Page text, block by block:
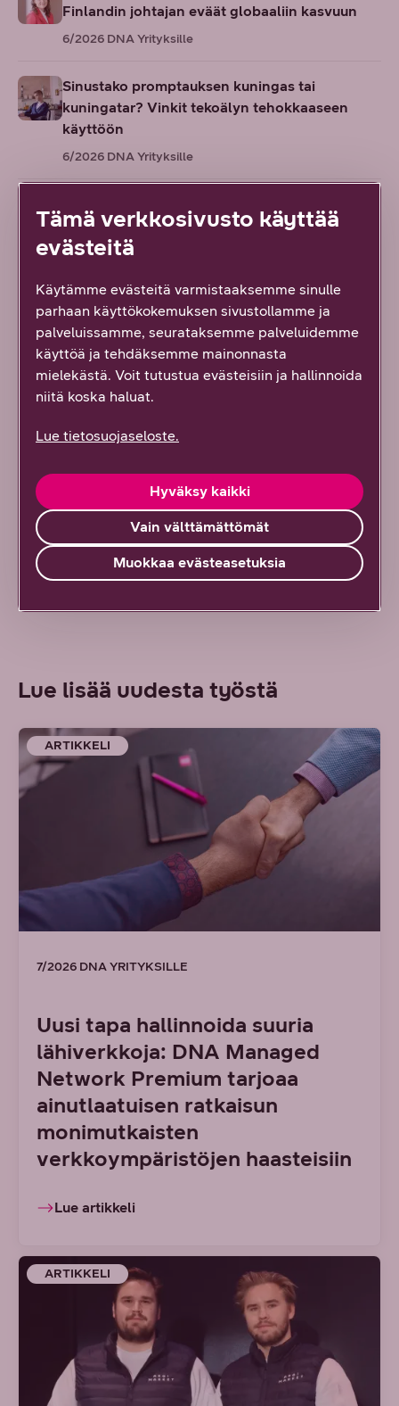
Finlandin johtajan eväät globaaliin kasvuun
6/2026 DNA Yrityksille
Sinustako promptauksen kuningas tai
kuningatar? Vinkit tekoälyn tehokkaaseen
käyttöön
6/2026 DNA Yrityksille
normalisointia” – Suomen kasvuyrityskentän
nykytila Amel Gailyn näkökulmasta
Kaikki artikkelit ja blogit
Kaikki referenssit
Tilaa uutiskirje
Ota yhteyttä
Lue lisää uudesta työstä
ARTIKKELI
7/2026 DNA YRITYKSILLE
Uusi tapa hallinnoida suuria
lähiverkkoja: DNA Managed
Network Premium tarjoaa
ainutlaatuisen ratkaisun
monimutkaisten
verkkoympäristöjen haasteisiin
Lue artikkeli
ARTIKKELI
Tämä verkkosivusto käyttää
evästeitä
Käytämme evästeitä varmistaaksemme sinulle
parhaan käyttökokemuksen sivustollamme ja
palveluissamme, seurataksemme palveluidemme
käyttöä ja tehdäksemme mainonnasta
mielekästä. Voit tutustua evästeisiin ja hallinnoida
niitä koska haluat.
Lue tietosuojaseloste.
Vain välttämättömät
Hyväksy kaikki
Muokkaa evästeasetuksia